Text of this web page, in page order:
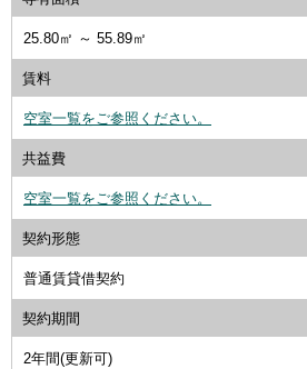
25.80㎡ ～ 55.89㎡
賃料
空室一覧をご参照ください。
共益費
空室一覧をご参照ください。
契約形態
普通賃貸借契約
契約期間
2年間(更新可)